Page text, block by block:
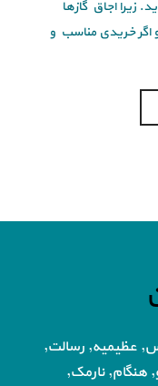
زیرا اجاق گازها
خریدی مناسب و
عظیمیه, رسالت,
هنگام, نارمک,